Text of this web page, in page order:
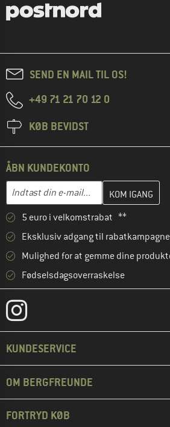
SEND EN MAIL TIL OS!
+49 71 21 70 12 0
KØB BEVIDST
ÅBN KUNDEKONTO
E-mail-adresse
Indtast din e-mailadresse her, og opret
5 euro i velkomstrabat **
Eksklusiv adgang til
Mulighed for at gemme dine
Fødselsdagsoverraskelse
KUNDESERVICE
OM BERGFREUNDE
FORTRYD KØB